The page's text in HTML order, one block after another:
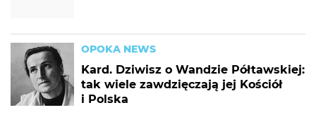
OPOKA NEWS
Kard. Dziwisz o Wandzie Półtawskiej:
tak wiele zawdzięczają jej Kościół
i Polska